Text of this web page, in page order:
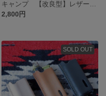
2,800円
SOLD OUT